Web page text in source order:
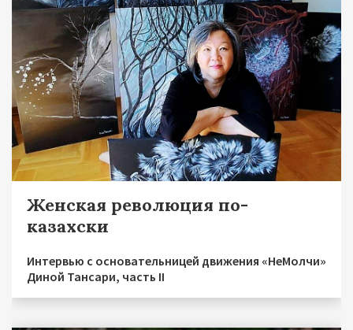
Женская революция по-
казахски
Интервью с основательницей движения «НеМолчи»
Диной Тансари, часть II